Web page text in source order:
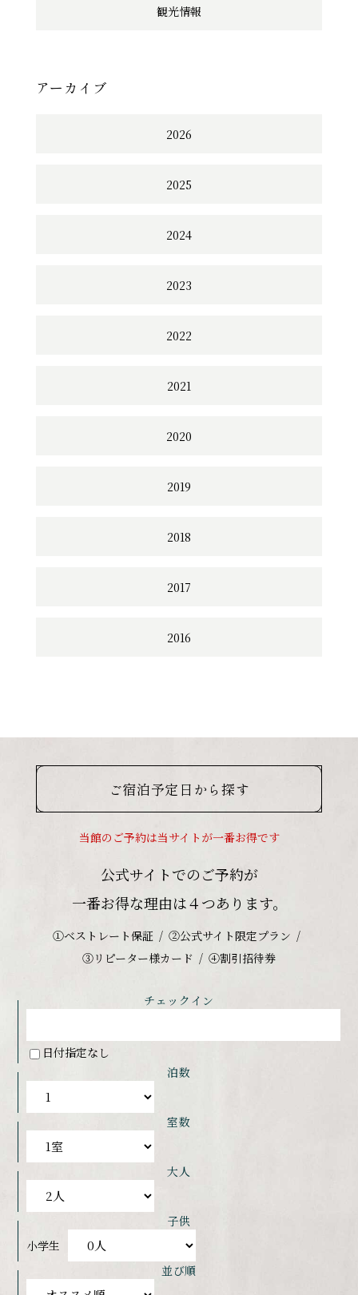
観光情報
アーカイブ
2026
2025
2024
2023
2022
2021
2020
2019
2018
2017
2016
ご宿泊予定日から探す
当館のご予約は当サイトが一番お得です
公式サイトでのご予約が
一番お得な理由は４つあります。
①ベストレート保証
②公式サイト限定プラン
③リピーター様カード
④割引招待券
チェックイン
日付指定なし
泊数
室数
大人
子供
小学生
並び順